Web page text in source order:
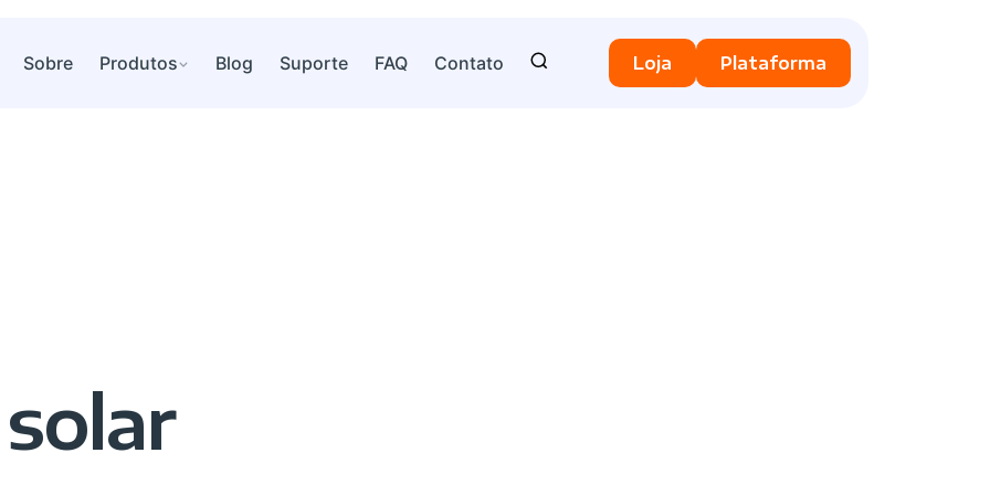
Sobre Produtos Blog Suporte FAQ Contato Loja Plataforma